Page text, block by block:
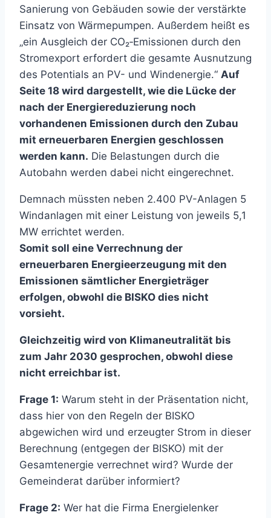
Sanierung von Gebäuden sowie der verstärkte
Einsatz von Wärmepumpen. Außerdem heißt es
„ein Ausgleich der CO₂‑Emissionen durch den
Stromexport erfordert die gesamte Ausnutzung
des Potentials an PV- und Windenergie.“ Auf
Seite 18 wird dargestellt, wie die Lücke der
nach der Energiereduzierung noch
vorhandenen Emissionen durch den Zubau
mit erneuerbaren Energien geschlossen
werden kann. Die Belastungen durch die
Autobahn werden dabei nicht eingerechnet.
Demnach müssten neben 2.400 PV-Anlagen 5
Windanlagen mit einer Leistung von jeweils 5,1
MW errichtet werden.
Somit soll eine Verrechnung der
erneuerbaren Energieerzeugung mit den
Emissionen sämtlicher Energieträger
erfolgen, obwohl die BISKO dies nicht
vorsieht.
Gleichzeitig wird von Klimaneutralität bis
zum Jahr 2030 gesprochen, obwohl diese
nicht erreichbar ist.
Frage 1: Warum steht in der Präsentation nicht,
dass hier von den Regeln der BISKO
abgewichen wird und erzeugter Strom in dieser
Berechnung (entgegen der BISKO) mit der
Gesamtenergie verrechnet wird? Wurde der
Gemeinderat darüber informiert?
Frage 2: Wer hat die Firma Energielenker